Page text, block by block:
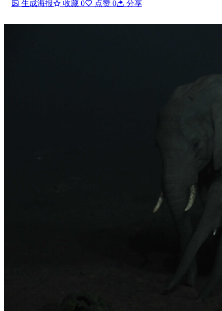
生成海报 收藏 0 点赞 0 分享